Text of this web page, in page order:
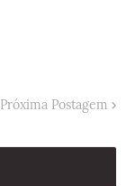
Próxima Postagem